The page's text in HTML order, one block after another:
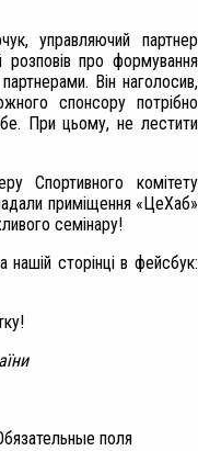
управляючий партнер
розповів про формування
Він наголосив,
спонсору потрібно
При цьому, не лестити
Спортивного комітету
приміщення «ЦеХаб»
семінару!
нашій сторінці в фейсбук:
поля